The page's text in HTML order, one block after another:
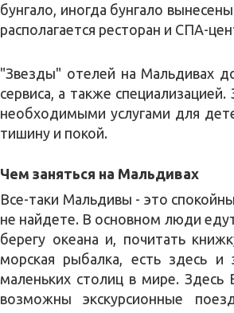
бунгало, иногда бунгало
располагается ресторан и СПА-
"Звезды" отелей на Мальдивах
сервиса, а также
необходимыми услугами для
тишину и покой.
Чем заняться на Мальдивах
Все-таки Мальдивы - это
не найдете. В основном люди
берегу океана и, почитать
морская рыбалка, есть здесь
маленьких столиц в мире.
возможны экскурсионные